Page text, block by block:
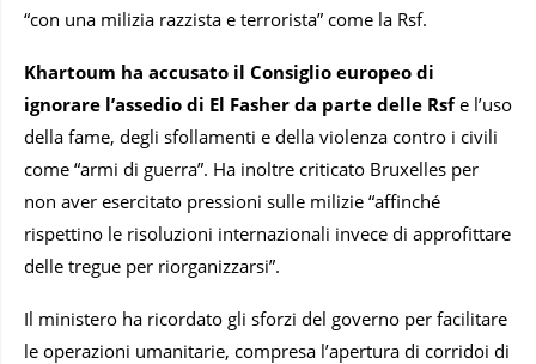
“con una milizia razzista e terrorista” come la Rsf.
Khartoum ha accusato il Consiglio europeo di
ignorare l’assedio di El Fasher da parte delle Rsfe l’uso
della fame, degli sfollamenti e della violenza contro i civili
come “armi di guerra”. Ha inoltre criticato Bruxelles per
non aver esercitato pressioni sulle milizie “affinché
rispettino le risoluzioni internazionali invece di approfittare
delle tregue per riorganizzarsi”.
Il ministero ha ricordato gli sforzi del governo per facilitare
le operazioni umanitarie, compresa l’apertura di corridoi di